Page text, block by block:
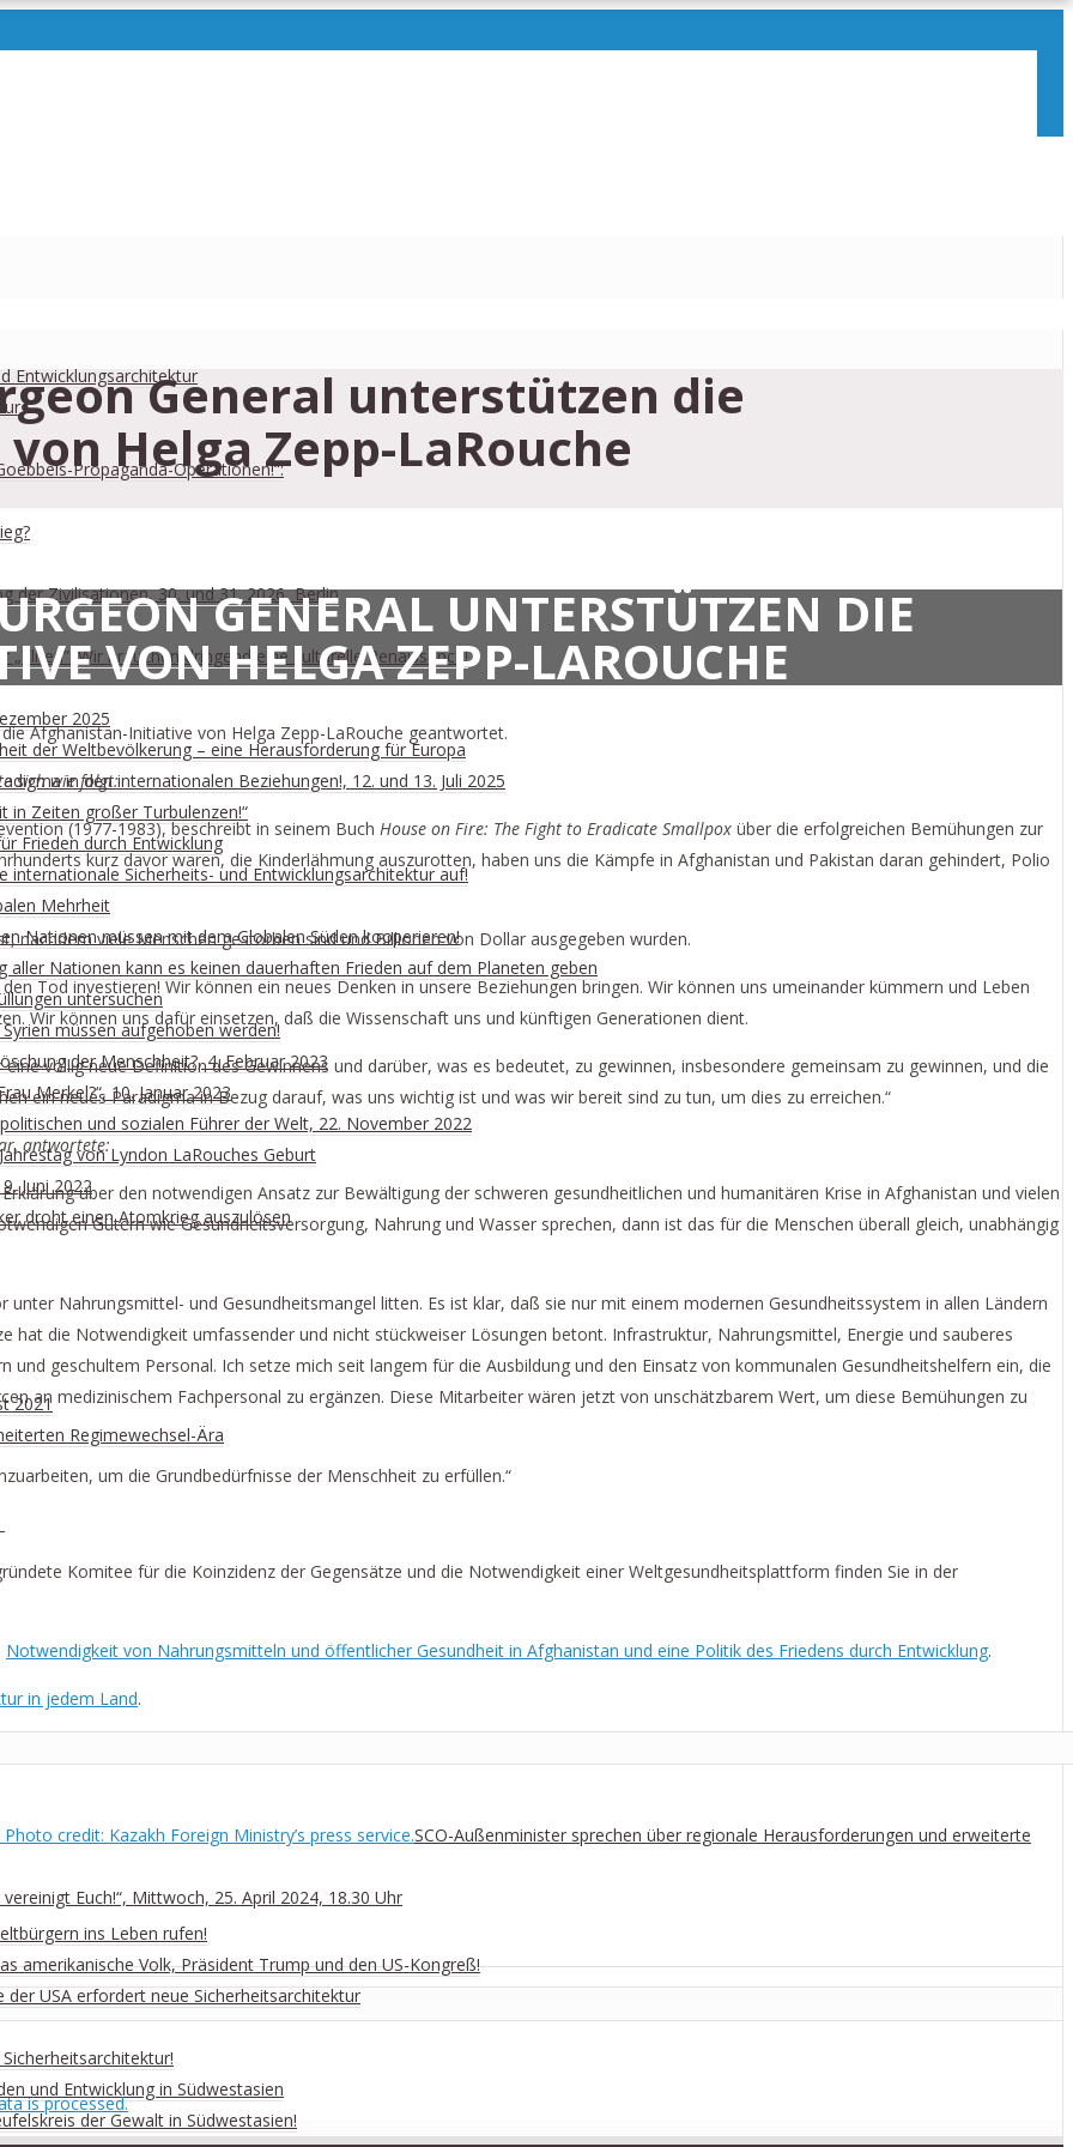
Entwicklungsarchitektur
Propaganda-Operationen!“:
der Zivilisationen, 30. und 31. 2026, Berlin
Wir brauchen dringend eine kulturelle Renaissance!
2025
der Weltbevölkerung – eine Herausforderung für Europa
in den internationalen Beziehungen!, 12. und 13. Juli 2025
in Zeiten großer Turbulenzen!“
Frieden durch Entwicklung
internationale Sicherheits- und Entwicklungsarchitektur auf!
Mehrheit
Nationen müssen mit dem Globalen Süden kooperieren!
Nationen kann es keinen dauerhaften Frieden auf dem Planeten geben
untersuchen
müssen aufgehoben werden!
der Menschheit?, 4. Februar 2023
Merkel?“, 10. Januar 2023
und sozialen Führer der Welt, 22. November 2022
von Lyndon LaRouches Geburt
Juni 2022
droht einen Atomkrieg auszulösen
2021
Regimewechsel-Ära
ins Leben rufen!
amerikanische Volk, Präsident Trump und den US-Kongreß!
USA erfordert neue Sicherheitsarchitektur
und Entwicklung in Südwestasien
der Gewalt in Südwestasien!
General unterstützen die
Helga Zepp-LaRouche
GENERAL UNTERSTÜTZEN DIE
VON HELGA ZEPP-LAROUCHE
Afghanistan-Initiative von Helga Zepp-LaRouche geantwortet.
sich wie folgt:
(1977-1983), beschreibt in seinem Buch House on Fire: The Fight to Eradicate Smallpox über die erfolgreichen Bemühungen zur
kurz davor waren, die Kinderlähmung auszurotten, haben uns die Kämpfe in Afghanistan und Pakistan daran gehindert, Polio
nachdem viele Menschen gestorben sind und Billionen von Dollar ausgegeben wurden.
Tod investieren! Wir können ein neues Denken in unsere Beziehungen bringen. Wir können uns umeinander kümmern und Leben
Wir können uns dafür einsetzen, daß die Wissenschaft uns und künftigen Generationen dient.
völlig neue Definition des Gewinnens und darüber, was es bedeutet, zu gewinnen, insbesondere gemeinsam zu gewinnen, und die
ein neues Paradigma in Bezug darauf, was uns wichtig ist und was wir bereit sind zu tun, um dies zu erreichen.“
antwortete:
über den notwendigen Ansatz zur Bewältigung der schweren gesundheitlichen und humanitären Krise in Afghanistan und vielen
Gütern wie Gesundheitsversorgung, Nahrung und Wasser sprechen, dann ist das für die Menschen überall gleich, unabhängig
Nahrungsmittel- und Gesundheitsmangel litten. Es ist klar, daß sie nur mit einem modernen Gesundheitssystem in allen Ländern
hat die Notwendigkeit umfassender und nicht stückweiser Lösungen betont. Infrastruktur, Nahrungsmittel, Energie und sauberes
geschultem Personal. Ich setze mich seit langem für die Ausbildung und den Einsatz von kommunalen Gesundheitshelfern ein, die
an medizinischem Fachpersonal zu ergänzen. Diese Mitarbeiter wären jetzt von unschätzbarem Wert, um diese Bemühungen zu
um die Grundbedürfnisse der Menschheit zu erfüllen.“
Komitee für die Koinzidenz der Gegensätze und die Notwendigkeit einer Weltgesundheitsplattform finden Sie in der
Notwendigkeit von Nahrungsmitteln und öffentlicher Gesundheit in Afghanistan und eine Politik des Friedens durch Entwicklung.
in jedem Land.
SCO-Außenminister sprechen über regionale Herausforderungen und erweiterte
Euch!“, Mittwoch, 25. April 2024, 18.30 Uhr
is processed.